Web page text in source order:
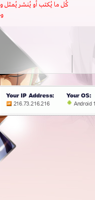
كُل ما يُكتب أو يُنشر يُمثل